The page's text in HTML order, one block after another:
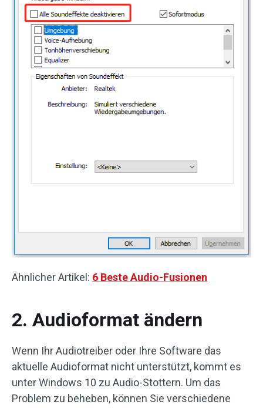
Ähnlicher Artikel: 6 Beste Audio-Fusionen
2. Audioformat ändern
Wenn Ihr Audiotreiber oder Ihre Software das
aktuelle Audioformat nicht unterstützt, kommt es
unter Windows 10 zu Audio-Stottern. Um das
Problem zu beheben, können Sie verschiedene